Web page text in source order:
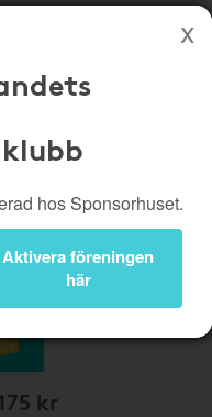
Brukshundklubb
Logga in
hos Sponsorhuset.
Aktivera föreningen
här
kr